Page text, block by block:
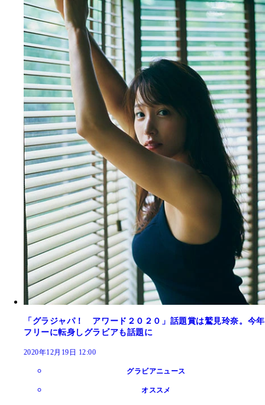
「グラジャパ！ アワード２０２０」話題賞は鷲見玲奈。今年
フリーに転身しグラビアも話題に
2020年12月19日 12:00
グラビアニュース
オススメ